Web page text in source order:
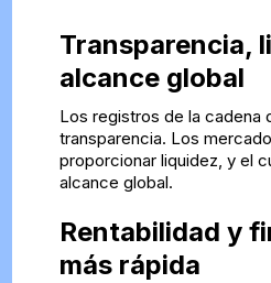
Transparencia,
alcance global
Los registros de la cadena
transparencia. Los
proporcionar liquidez, y el
alcance global.
Rentabilidad y
más rápida